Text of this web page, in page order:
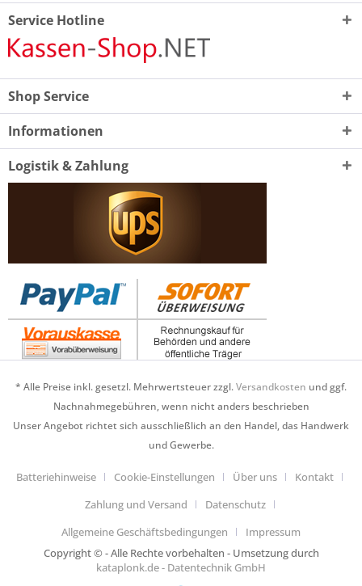
Service Hotline
Shop Service
Informationen
Logistik & Zahlung
* Alle Preise inkl. gesetzl. Mehrwertsteuer zzgl.Versandkosten und ggf.
Nachnahmegebühren, wenn nicht anders beschrieben
Unser Angebot richtet sich ausschließlich an den Handel, das Handwerk
und Gewerbe.
Batteriehinweise Cookie-Einstellungen Über uns
Kontakt
Zahlung und Versand
Datenschutz
Allgemeine Geschäftsbedingungen
Impressum
Copyright © - Alle Rechte vorbehalten - Umsetzung durch
kataplonk.de - Datentechnik GmbH